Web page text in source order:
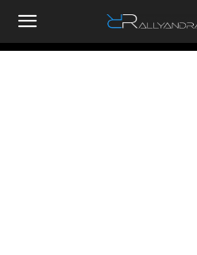
RallyandRaces.com